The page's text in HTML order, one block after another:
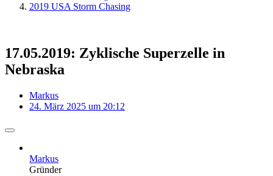
2019 USA Storm Chasing
17.05.2019: Zyklische Superzelle in
Nebraska
Markus
24. März 2025 um 20:12
Markus
Gründer